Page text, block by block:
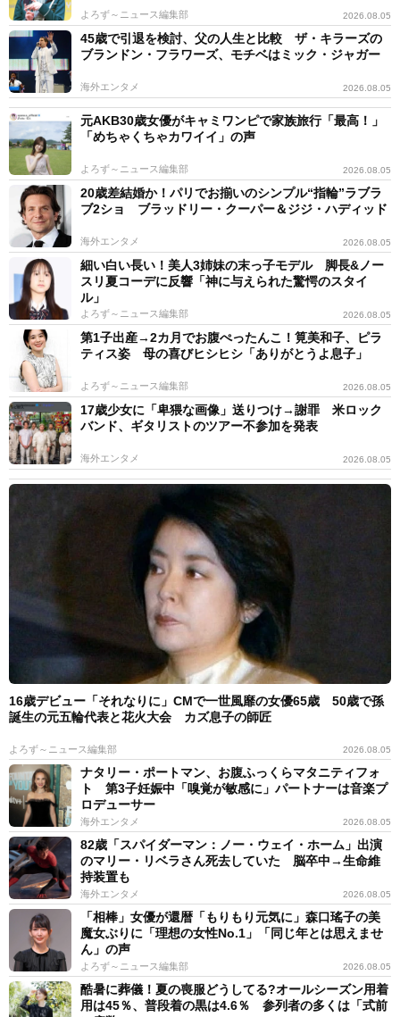
よろず～ニュース編集部 2026.08.05
45歳で引退を検討、父の人生と比較 ザ・キラーズの
ブランドン・フラワーズ、モチベはミック・ジャガー
海外エンタメ 2026.08.05
元AKB30歳女優がキャミワンピで家族旅行「最高！」
「めちゃくちゃカワイイ」の声
よろず～ニュース編集部 2026.08.05
20歳差結婚か！パリでお揃いのシンプル“指輪”ラブラ
ブ2ショ ブラッドリー・クーパー＆ジジ・ハディッド
海外エンタメ 2026.08.05
細い白い長い！美人3姉妹の末っ子モデル 脚長&ノー
スリ夏コーデに反響「神に与えられた驚愕のスタイ
ル」
よろず～ニュース編集部 2026.08.05
第1子出産→2カ月でお腹ぺったんこ！筧美和子、ピラ
ティス姿 母の喜びヒシヒシ「ありがとうよ息子」
よろず～ニュース編集部 2026.08.05
17歳少女に「卑猥な画像」送りつけ→謝罪 米ロック
バンド、ギタリストのツアー不参加を発表
海外エンタメ 2026.08.05
16歳デビュー「それなりに」CMで一世風靡の女優65歳 50歳で孫
誕生の元五輪代表と花火大会 カズ息子の師匠
よろず～ニュース編集部 2026.08.05
ナタリー・ポートマン、お腹ふっくらマタニティフォ
ト 第3子妊娠中「嗅覚が敏感に」パートナーは音楽プ
ロデューサー
海外エンタメ 2026.08.05
82歳「スパイダーマン：ノー・ウェイ・ホーム」出演
のマリー・リベラさん死去していた 脳卒中→生命維
持装置も
海外エンタメ 2026.08.05
「相棒」女優が還暦「もりもり元気に」森口瑤子の美
魔女ぶりに「理想の女性No.1」「同じ年とは思えませ
ん」の声
よろず～ニュース編集部 2026.08.05
酷暑に葬儀！夏の喪服どうしてる?オールシーズン用着
用は45％、普段着の黒は4.6％ 参列者の多くは「式前